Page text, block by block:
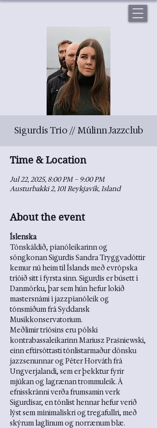
Sigurdís Trio // Múlinn Jazzclub
Time & Location
Jul 22, 2025, 8:00 PM – 9:00 PM
Austurbakki 2, 101 Reykjavík, Island
About the event
Íslenska
Tónskáldið, píanóleikarinn og
söngkonan Sigurdís Sandra Tryggvadóttir
kemur nú heim til Íslands með evrópska
tríóið sitt í fyrsta sinn. Sigurdís er búsett í
Danmörku, þar sem hún hefur lokið
mastersnámi í jazzpíanóleik og
tónsmíðum frá Syddansk
Musikkonservatorium.
Meðlimir tríósins eru pólski
kontrabassaleikarinn Mariusz Praśniewski,
einn eftirsóttasti tónlistarmaður dönsku
jazzsenunnar og Péter Horváth frá
Ungverjalandi, sem er þekktur fyrir
mjúkan og lagrænan trommuleik. Á
efnisskránni verða frumsamin verk
Sigurdísar, en tónlist hennar hefur verið
lýst sem mínimalískri og tregafullri, með
skýrum laglínum og norrænum blæ.